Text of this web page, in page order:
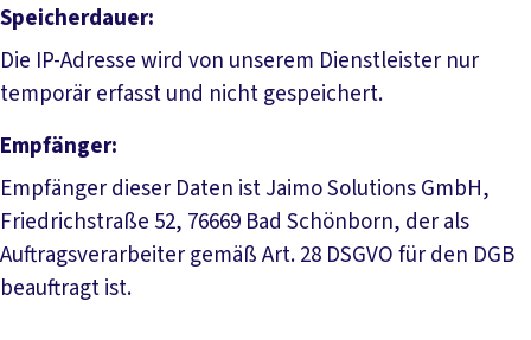
Speicherdauer:
Die IP-Adresse wird von unserem Dienstleister nur
temporär erfasst und nicht gespeichert.
Empfänger:
Empfänger dieser Daten ist Jaimo Solutions GmbH,
Friedrichstraße 52, 76669 Bad Schönborn, der als
Auftragsverarbeiter gemäß Art. 28 DSGVO für den DGB
beauftragt ist.